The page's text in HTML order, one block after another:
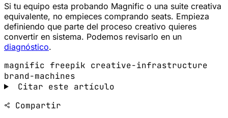
Si tu equipo esta probando Magnific o una suite creativa
equivalente, no empieces comprando seats. Empieza
definiendo que parte del proceso creativo quieres
convertir en sistema. Podemos revisarlo en un
diagnóstico.
magnific freepik creative-infrastructure
brand-machines
Citar este artículo
Compartir